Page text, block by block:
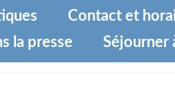
Contact et
la presse
Séjourner